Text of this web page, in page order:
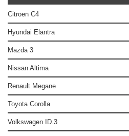
Citroen C4
Hyundai Elantra
Mazda 3
Nissan Altima
Renault Megane
Toyota Corolla
Volkswagen ID.3